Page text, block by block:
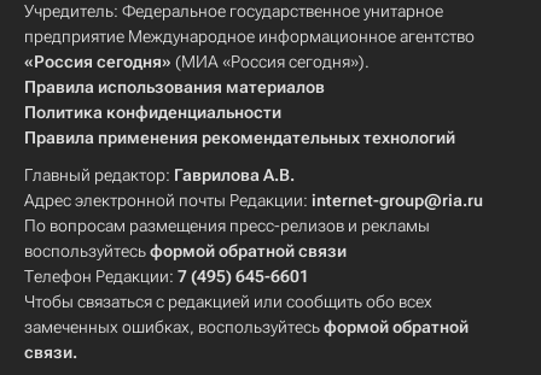
Учредитель: Федеральное государственное унитарное
предприятие Международное информационное агентство
«Россия сегодня» (МИА «Россия сегодня»).
Правила использования материалов
Политика конфиденциальности
Правила применения рекомендательных технологий
Главный редактор: Гаврилова А.В.
Адрес электронной почты Редакции: internet-group@ria.ru
По вопросам размещения пресс-релизов и рекламы
воспользуйтесьформой обратной связи
Телефон Редакции: 7 (495) 645-6601
Чтобы связаться с редакцией или сообщить обо всех
замеченных ошибках, воспользуйтесьформой обратной
связи.